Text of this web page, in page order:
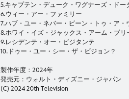
5.キャプテン・デューク・ワグナーズ・ドー
6.ウィー・アー・ファミリー
7.ハブ・ユー・ネバー・ビーン・トゥ・ア・
8.ホワイ・イズ・ジャックス・アーム・ブリ
9.レシデンテ・オー・ビジタンテ
10.ドゥー・ユー・シー・ザ・ビジョン？
製作年度：2024年
発売元：ウォルト・ディズニー・ジャパン
(C) 2024 20th Television